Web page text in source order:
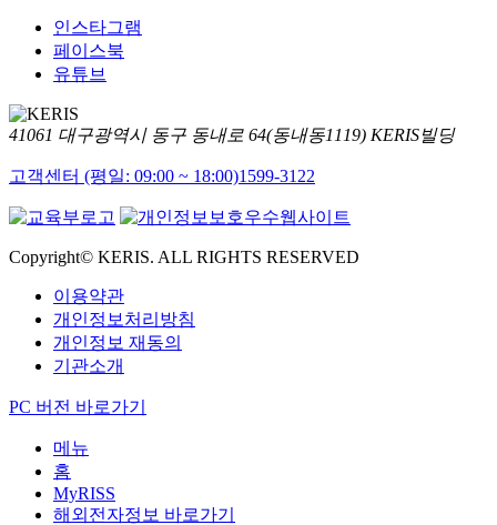
인스타그램
페이스북
유튜브
41061 대구광역시 동구 동내로 64(동내동1119) KERIS빌딩
고객센터 (평일: 09:00 ~ 18:00)1599-3122
Copyright© KERIS. ALL RIGHTS RESERVED
이용약관
개인정보처리방침
개인정보 재동의
기관소개
PC 버전 바로가기
메뉴
홈
MyRISS
해외전자정보 바로가기